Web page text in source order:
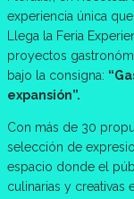
experiencia única
Llega la Feria
proyectos
bajo la consigna:
expansión”.
Con más de 30
selección de
espacio donde el
culinarias y creativas